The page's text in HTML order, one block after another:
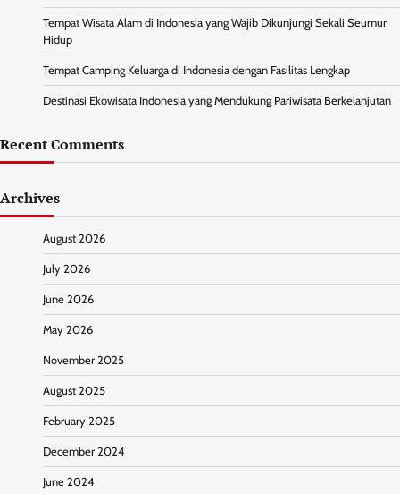
Tempat Wisata Alam di Indonesia yang Wajib Dikunjungi Sekali Seumur
Hidup
Tempat Camping Keluarga di Indonesia dengan Fasilitas Lengkap
Destinasi Ekowisata Indonesia yang Mendukung Pariwisata Berkelanjutan
Recent Comments
Archives
August 2026
July 2026
June 2026
May 2026
November 2025
August 2025
February 2025
December 2024
June 2024